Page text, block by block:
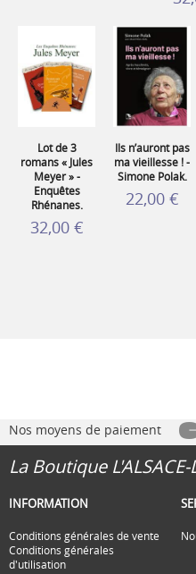
Lot de 3
romans « Jules
Meyer » -
Enquêtes
Rhénanes.
32,00 €
Ils n’auront pas
ma vieillesse ! -
Simone Polak.
22,00 €
Nos moyens de paiement
La Boutique
INFORMATION
Conditions générales de vente
Conditions générales
d'utilisation